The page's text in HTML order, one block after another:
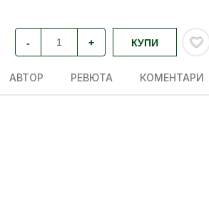
- + КУПИ
АВТОР РЕВЮТА КОМЕНТАРИ